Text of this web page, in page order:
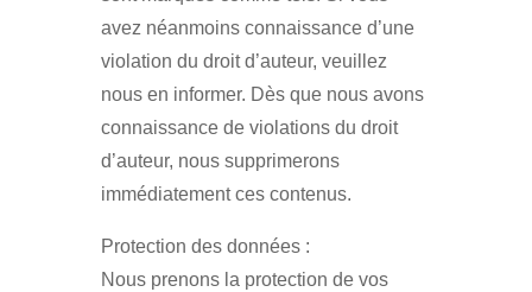
avez néanmoins connaissance d’une
violation du droit d’auteur, veuillez
nous en informer. Dès que nous avons
connaissance de violations du droit
d’auteur, nous supprimerons
immédiatement ces contenus.
Protection des données :
Nous prenons la protection de vos